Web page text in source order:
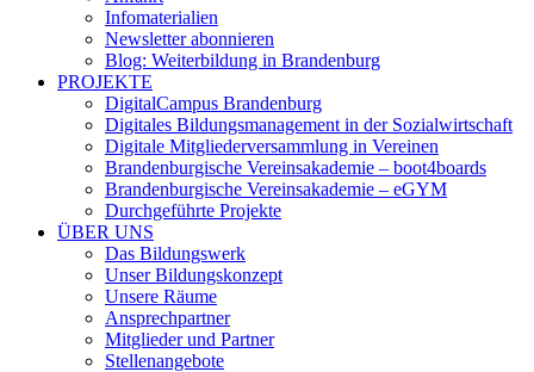
Infomaterialien
Newsletter abonnieren
Blog: Weiterbildung in Brandenburg
PROJEKTE
DigitalCampus Brandenburg
Digitales Bildungsmanagement in der Sozialwirtschaft
Digitale Mitgliederversammlung in Vereinen
Brandenburgische Vereinsakademie – boot4boards
Brandenburgische Vereinsakademie – eGYM
Durchgeführte Projekte
ÜBER UNS
Das Bildungswerk
Unser Bildungskonzept
Unsere Räume
Ansprechpartner
Mitglieder und Partner
Stellenangebote